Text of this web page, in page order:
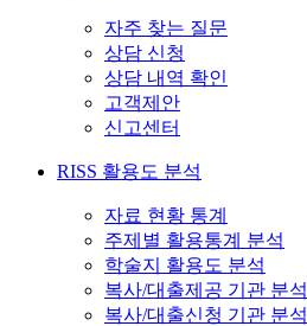
자주 찾는 질문
상담 신청
상담 내역 확인
고객제안
신고센터
RISS 활용도 분석
자료 현황 통계
주제별 활용통계 분석
학술지 활용도 분석
복사/대출제공 기관 분석
복사/대출신청 기관 분석